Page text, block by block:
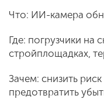
Что: ИИ-камера
Где: погрузчики на
стройплощадках,
Зачем: снизить
предотвратить